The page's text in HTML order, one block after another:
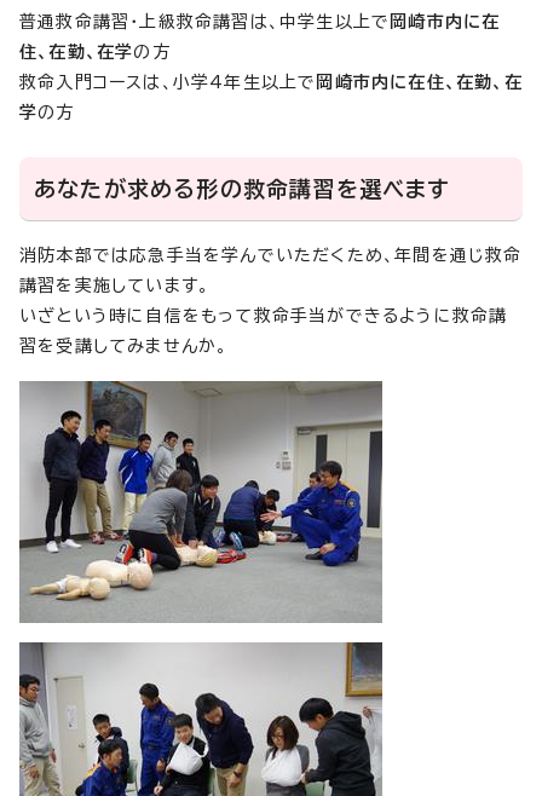
普通救命講習・上級救命講習は、中学生以上で 岡崎市内に在
住、在勤、在学の方
救命入門コースは、小学4年生以上で 岡崎市内に在住、在勤、在
学の方
あなたが求める形の救命講習を選べます
消防本部では応急手当を学んでいただくため、年間を通じ救命
講習を実施しています。
いざという時に自信をもって救命手当ができるように救命講
習を受講してみませんか。